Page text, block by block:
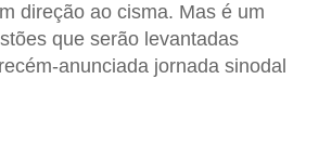
direção ao cisma. Mas é um
que serão levantadas
anunciada jornada sinodal